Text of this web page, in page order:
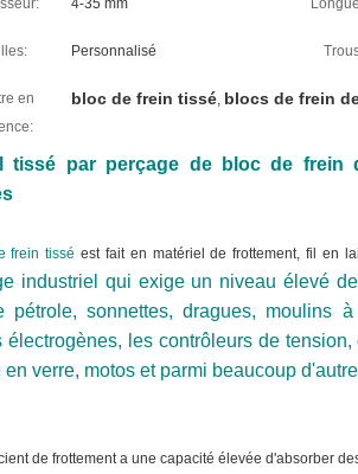
4-35 mm
Personnalisé
en
bloc de frein tissé, blocs de frein
tissé par perçage de bloc de
frein tissé est fait en matériel de frottement, fil en
industriel qui exige un niveau élevé
pétrole, sonnettes, dragues, moulins
électrogènes, les contrôleurs de
en verre, motos et parmi beaucoup
de frottement a une capacité élevée d'absorber